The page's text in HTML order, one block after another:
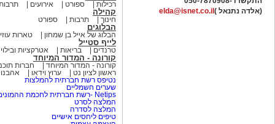
(אלדה נתנאל ) elda@isnet.co.il
רכילות ספורט אירועים
קהילה
חינוך תרבות ספורט
הבלוגים
הבלוג של אייל בן שמחון טארות
לייף סטייל
טרנדים בריאות אטרקציות ובילוי
קורונה - המדור המיוחד
קורונה - המדור המיוחד
חברות
ראשון לציון נט
ערוץ וידאו
נטיפס רשת חברתית להמלצות
שערים חשמליים
Netips -רשת חברתית לחכמת ההמונים
המלצה לסרט
המלצה לסדרה
טיפים ליחסים אישיים